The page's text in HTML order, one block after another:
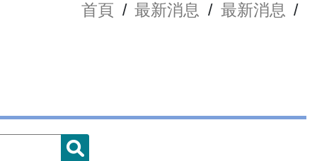
首頁 / 最新消息 / 最新消息 /